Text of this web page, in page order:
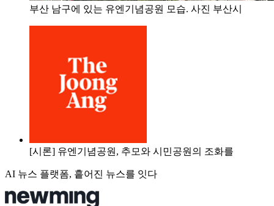
부산 남구에 있는 유엔기념공원 모습. 사진 부산시
[시론] 유엔기념공원, 추모와 시민공원의 조화를
AI 뉴스 플랫폼, 흩어진 뉴스를 잇다